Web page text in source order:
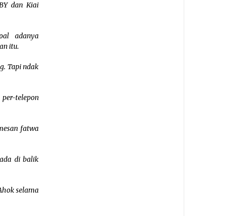
dan Kiai
adanya
itu.
Tapi ndak
telepon
fatwa
di balik
selama